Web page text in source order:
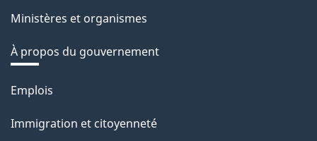
Ministères et organismes
À propos du gouvernement
Thèmes
sujets
Emplois
Immigration et citoyenneté